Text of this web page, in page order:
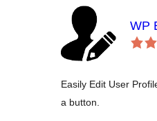
WP
Easily Edit User
a button.